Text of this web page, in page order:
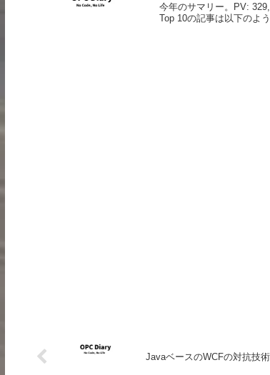
今年のサマリー。PV:
Top 10の記事は以下のよ
JavaベースのWCFの対抗技